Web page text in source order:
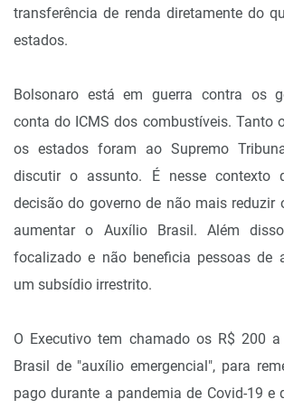
transferência de renda diretamente do
estados.
Bolsonaro está em guerra contra os
conta do ICMS dos combustíveis. Tanto
os estados foram ao Supremo
discutir o assunto. É nesse contexto
decisão do governo de não mais reduzir
aumentar o Auxílio Brasil. Além
focalizado e não beneficia pessoas de
um subsídio irrestrito.
O Executivo tem chamado os R$ 200
Brasil de "auxílio emergencial", para
pago durante a pandemia de Covid-19 e